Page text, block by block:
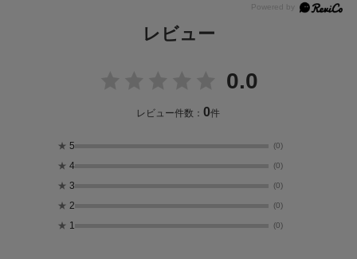
レビュー
0.0
レビュー件数：0件
★ 5 (0)
★ 4 (0)
★ 3 (0)
★ 2 (0)
★ 1 (0)